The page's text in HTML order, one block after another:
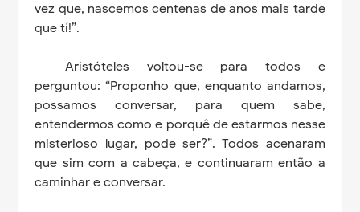
vez que, nascemos centenas de anos mais tarde
que tí!”.
Aristóteles voltou-se para todos e
perguntou: “Proponho que, enquanto andamos,
possamos conversar, para quem sabe,
entendermos como e porquê de estarmos nesse
misterioso lugar, pode ser?”. Todos acenaram
que sim com a cabeça, e continuaram então a
caminhar e conversar.